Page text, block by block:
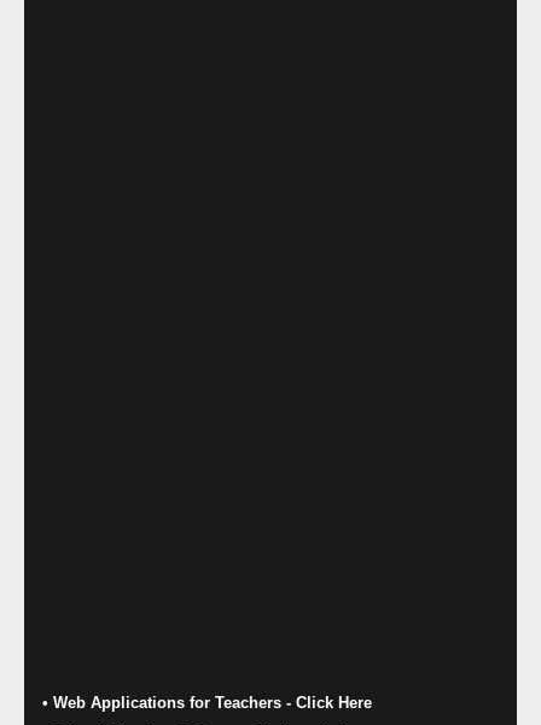
• Web Applications for Teachers - Click Here